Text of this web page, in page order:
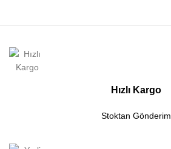
Hızlı Kargo
Stoktan Gönderim